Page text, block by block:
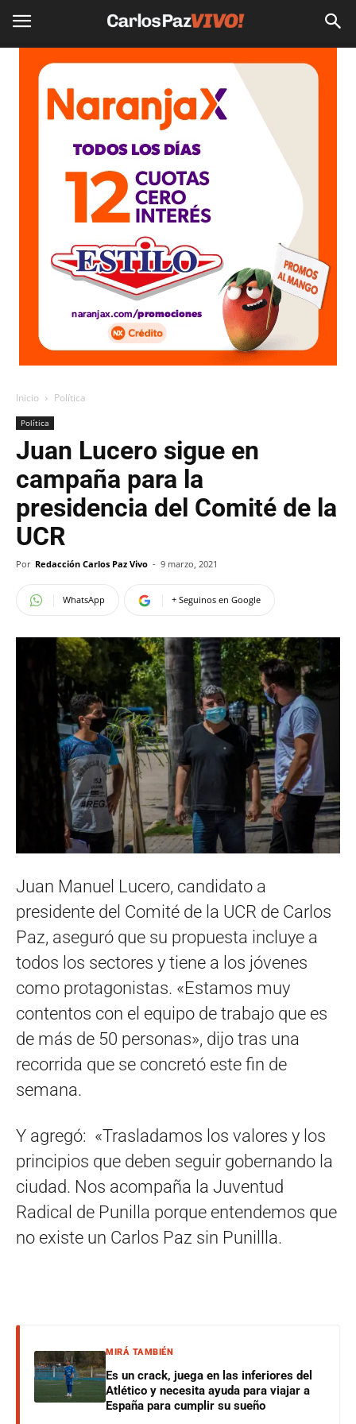
Inicio Política
Política
Juan Lucero sigue en
campaña para la
presidencia del Comité de la
UCR
Por Redacción Carlos Paz Vivo - 9 marzo, 2021
WhatsApp + Seguinos en Google
Juan Manuel Lucero, candidato a
presidente del Comité de la UCR de Carlos
Paz, aseguró que su propuesta incluye a
todos los sectores y tiene a los jóvenes
como protagonistas. «Estamos muy
contentos con el equipo de trabajo que es
de más de 50 personas», dijo tras una
recorrida que se concretó este fin de
semana.
Y agregó: «Trasladamos los valores y los
principios que deben seguir gobernando la
ciudad. Nos acompaña la Juventud
Radical de Punilla porque entendemos que
no existe un Carlos Paz sin Punillla.
MIRÁ TAMBIÉN
Es un crack, juega en las inferiores del
Atlético y necesita ayuda para viajar a
España para cumplir su sueño